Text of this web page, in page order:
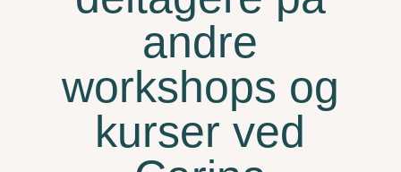
andre
workshops og
kurser ved